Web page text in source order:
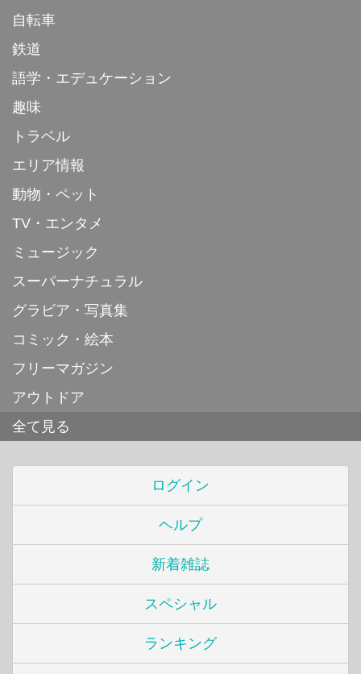
自転車
鉄道
語学・エデュケーション
趣味
トラベル
エリア情報
動物・ペット
TV・エンタメ
ミュージック
スーパーナチュラル
グラビア・写真集
コミック・絵本
フリーマガジン
アウトドア
全て見る
ログイン
ヘルプ
新着雑誌
スペシャル
ランキング